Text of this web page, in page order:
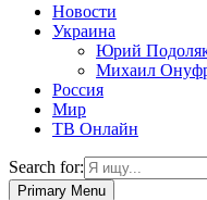
Новости
Украина
Юрий
Михаил
Россия
Мир
ТВ Онлайн
Search for:
Primary Menu